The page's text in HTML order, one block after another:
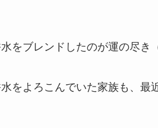
をブレンドしたのが運の尽き
をよろこんでいた家族も、最